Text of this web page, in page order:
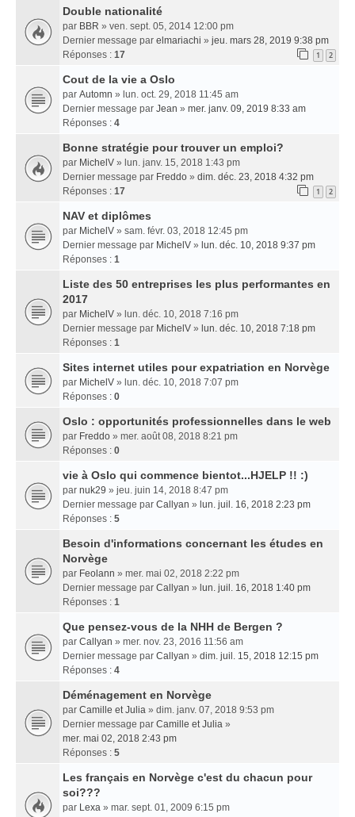
Double nationalité
par BBR » ven. sept. 05, 2014 12:00 pm
Dernier message par elmariachi » jeu. mars 28, 2019 9:38 pm
Réponses : 17 1 2
Cout de la vie a Oslo
par Automn » lun. oct. 29, 2018 11:45 am
Dernier message par Jean » mer. janv. 09, 2019 8:33 am
Réponses : 4
Bonne stratégie pour trouver un emploi?
par MichelV » lun. janv. 15, 2018 1:43 pm
Dernier message par Freddo » dim. déc. 23, 2018 4:32 pm
Réponses : 17 1 2
NAV et diplômes
par MichelV » sam. févr. 03, 2018 12:45 pm
Dernier message par MichelV » lun. déc. 10, 2018 9:37 pm
Réponses : 1
Liste des 50 entreprises les plus performantes en
2017
par MichelV » lun. déc. 10, 2018 7:16 pm
Dernier message par MichelV » lun. déc. 10, 2018 7:18 pm
Réponses : 1
Sites internet utiles pour expatriation en Norvège
par MichelV » lun. déc. 10, 2018 7:07 pm
Réponses : 0
Oslo : opportunités professionnelles dans le web
par Freddo » mer. août 08, 2018 8:21 pm
Réponses : 0
vie à Oslo qui commence bientot...HJELP !! :)
par nuk29 » jeu. juin 14, 2018 8:47 pm
Dernier message par Callyan » lun. juil. 16, 2018 2:23 pm
Réponses : 5
Besoin d'informations concernant les études en
Norvège
par Feolann » mer. mai 02, 2018 2:22 pm
Dernier message par Callyan » lun. juil. 16, 2018 1:40 pm
Réponses : 1
Que pensez-vous de la NHH de Bergen ?
par Callyan » mer. nov. 23, 2016 11:56 am
Dernier message par Callyan » dim. juil. 15, 2018 12:15 pm
Réponses : 4
Déménagement en Norvège
par Camille et Julia » dim. janv. 07, 2018 9:53 pm
Dernier message par Camille et Julia »
mer. mai 02, 2018 2:43 pm
Réponses : 5
Les français en Norvège c'est du chacun pour
soi???
par Lexa » mar. sept. 01, 2009 6:15 pm